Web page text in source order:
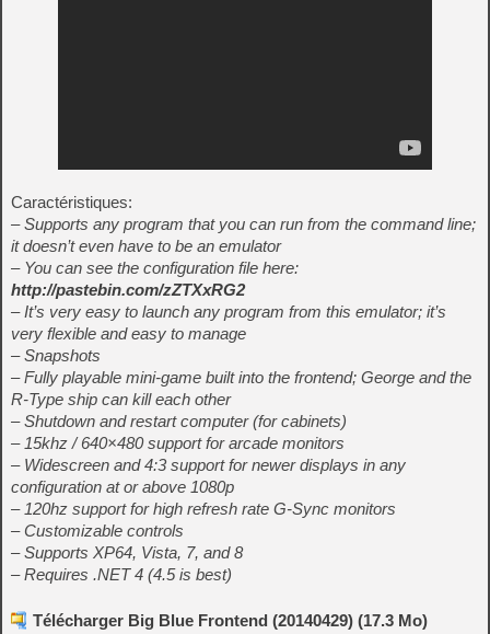
Caractéristiques:
– Supports any program that you can run from the command line;
it doesn’t even have to be an emulator
– You can see the configuration file here:
http://pastebin.com/zZTXxRG2
– It’s very easy to launch any program from this emulator; it’s
very flexible and easy to manage
– Snapshots
– Fully playable mini-game built into the frontend; George and the
R-Type ship can kill each other
– Shutdown and restart computer (for cabinets)
– 15khz / 640×480 support for arcade monitors
– Widescreen and 4:3 support for newer displays in any
configuration at or above 1080p
– 120hz support for high refresh rate G-Sync monitors
– Customizable controls
– Supports XP64, Vista, 7, and 8
– Requires .NET 4 (4.5 is best)
Télécharger Big Blue Frontend (20140429) (17.3 Mo)